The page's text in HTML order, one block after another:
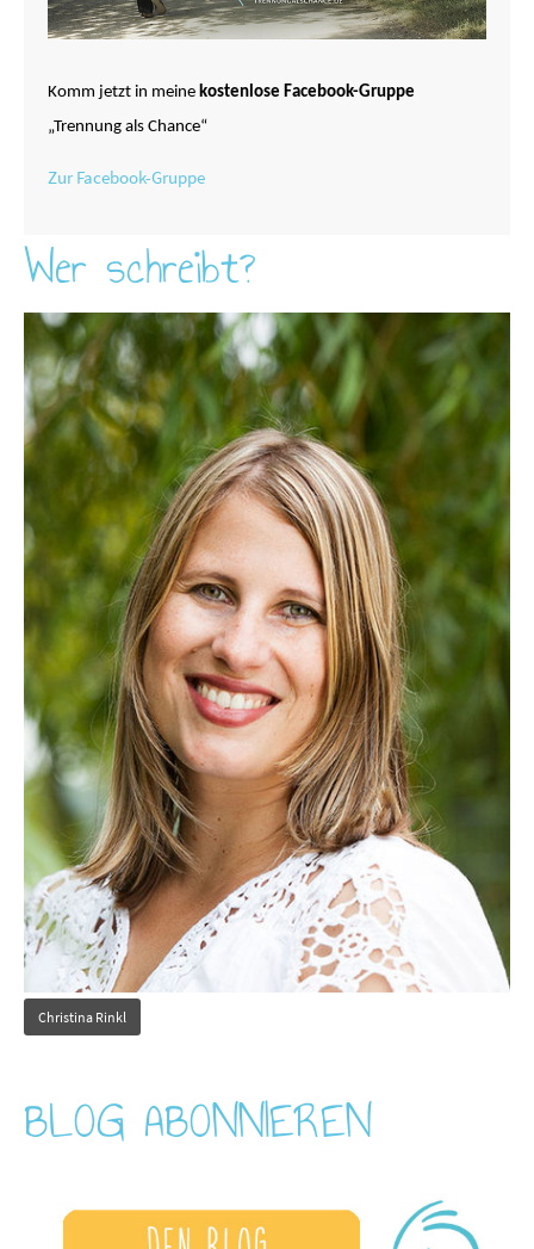
Komm jetzt in meinekostenlose Facebook-Gruppe
„Trennung als Chance“
Zur Facebook-Gruppe
Wer schreibt?
Christina Rinkl
BLOG ABONNIEREN